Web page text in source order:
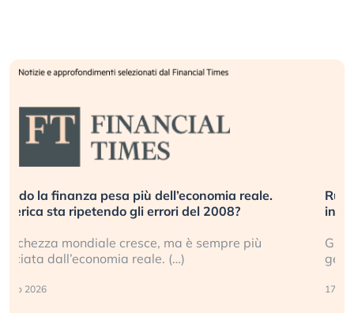
Russia e Cina pronti a spegnere Starlink. Gli
investitori stanno sottovalutando il rischio?
Gli investitori tech continuano a ignorare il rischio
geopolitico: il (…)
17 luglio 2026